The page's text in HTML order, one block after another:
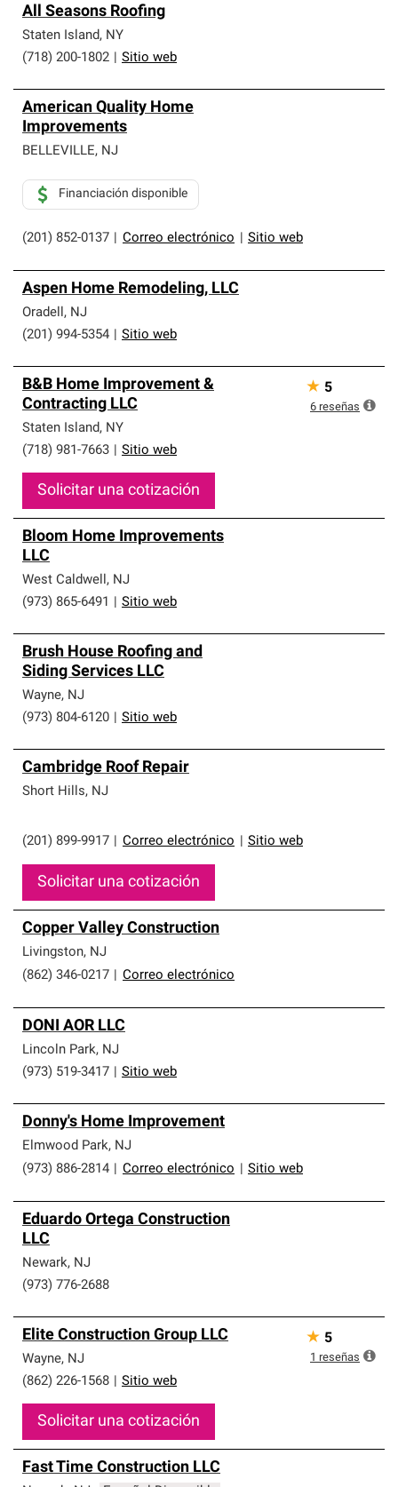
All Seasons Roofing
Staten Island, NY
(718) 200-1802
Sitio web
American Quality Home
Improvements
BELLEVILLE, NJ
(201) 852-0137 Correo electrónico Sitio web
Financiación disponible
Aspen Home Remodeling, LLC
Oradell, NJ
(201) 994-5354
Sitio web
B&B Home Improvement &
Contracting LLC
Staten Island, NY
(718) 981-7663
Sitio web
Solicitar una cotización
★ 5
6 reseñas
Bloom Home Improvements
LLC
West Caldwell, NJ
(973) 865-6491
Sitio web
Brush House Roofing and
Siding Services LLC
Wayne, NJ
(973) 804-6120
Sitio web
Cambridge Roof Repair
Short Hills, NJ
(201) 899-9917 Correo electrónico Sitio web
Solicitar una cotización
Copper Valley Construction
Livingston, NJ
(862) 346-0217
Correo electrónico
DONI AOR LLC
Lincoln Park, NJ
(973) 519-3417
Sitio web
Donny's Home Improvement
Elmwood Park, NJ
(973) 886-2814
Correo electrónico Sitio web
Eduardo Ortega Construction
LLC
Newark, NJ
(973) 776-2688
Elite Construction Group LLC
Wayne, NJ
(862) 226-1568
Sitio web
Solicitar una cotización
★ 5
1 reseñas
Fast Time Construction LLC